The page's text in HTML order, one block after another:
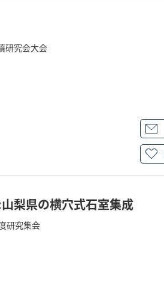
研究会大会
梨県の横穴式石室集成
研究集会